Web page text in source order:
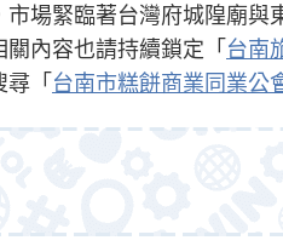
場緊臨著台灣府城隍廟
內容也請持續鎖定「台南
尋「台南市糕餅商業同業公